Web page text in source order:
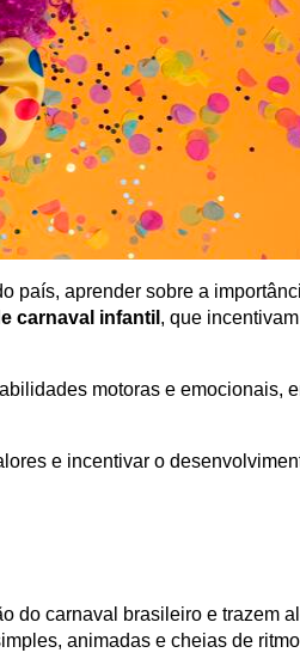
país, aprender sobre a
carnaval infantil , que
motoras e emocionais,
e incentivar o
do carnaval brasileiro e trazem
animadas e cheias de